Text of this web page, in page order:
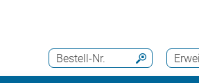
Bestell-Nr.